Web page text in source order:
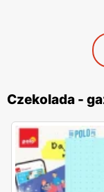
Czekolada -